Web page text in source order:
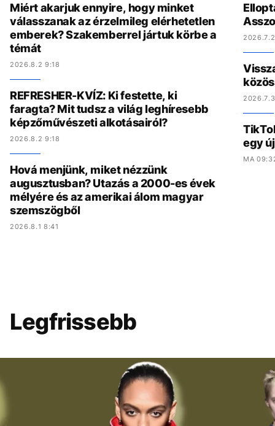
Miért akarjuk ennyire, hogy minket
válasszanak az érzelmileg elérhetetlen
emberek? Szakemberrel jártuk körbe a
témát
2026.8.2 9:18
REFRESHER-KVÍZ: Ki festette, ki
faragta? Mit tudsz a világ leghíresebb
képzőművészeti alkotásairól?
2026.8.2 9:18
Hová menjünk, miket nézzünk
augusztusban? Utazás a 2000-es évek
mélyére és az amerikai álom magyar
szemszögből
2026.8.1 8:41
egy
MA
Legfrissebb